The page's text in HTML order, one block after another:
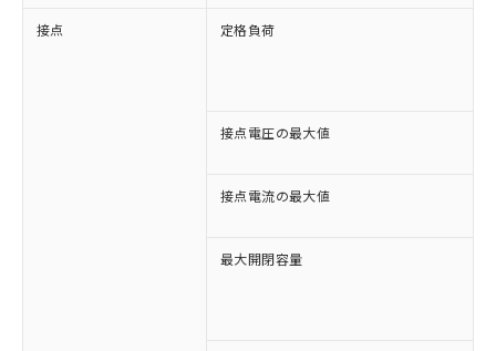
接点 定格負荷
接点電圧の最大値
接点電流の最大値
最大開閉容量